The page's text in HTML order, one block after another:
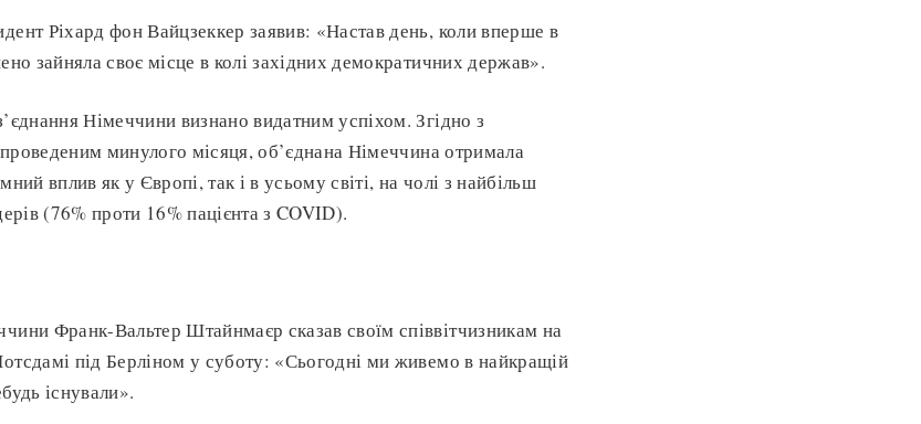
Ріхард фон Вайцзеккер заявив: «Настав день, коли вперше в
зайняла своє місце в колі західних демократичних держав».
Німеччини визнано видатним успіхом. Згідно з
минулого місяця, об’єднана Німеччина отримала
вплив як у Європі, так і в усьому світі, на чолі з найбільш
(76% проти 16% пацієнта з COVID).
Франк-Вальтер Штайнмаєр сказав своїм співвітчизникам на
під Берліном у суботу: «Сьогодні ми живемо в найкращій
існували».